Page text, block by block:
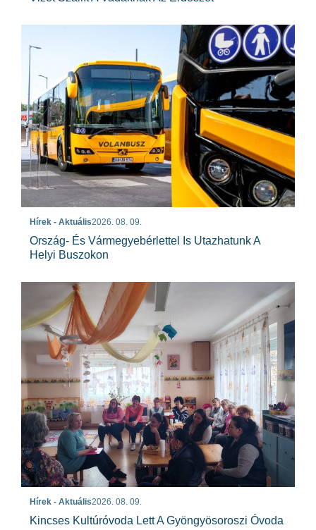
Hírek - Aktuális2026. 08. 09.
Ország- És Vármegyebérlettel Is Utazhatunk A
Helyi Buszokon
Hírek - Aktuális2026. 08. 09.
Kincses Kultúróvoda Lett A Gyöngyösoroszi Óvoda